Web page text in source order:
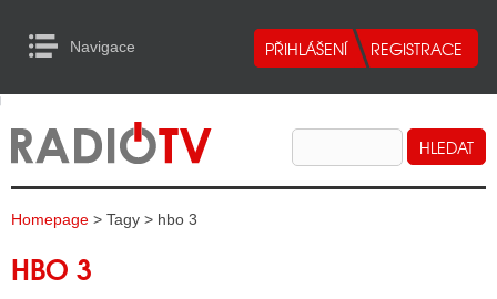
Navigace
RADIA
TELEVIZE
INTERNET
TISK
to Content
Homepage > Tagy > hbo 3
HBO 3